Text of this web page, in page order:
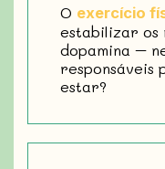
O exercício
estabilizar os
dopamina –
responsáveis
estar?